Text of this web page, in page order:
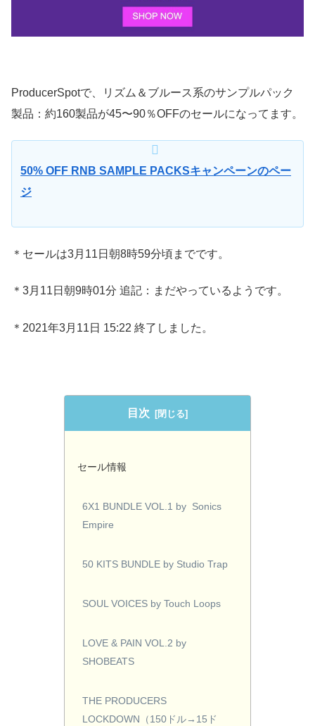
ProducerSpotで、リズム＆ブルース系のサンプルパック
製品：約160製品が45〜90％OFFのセールになってます。
50% OFF RNB SAMPLE PACKSキャンペーンのペー
ジ
＊セールは3月11日朝8時59分頃までです。
＊3月11日朝9時01分 追記：まだやっているようです。
＊2021年3月11日 15:22 終了しました。
目次
セール情報
6X1 BUNDLE VOL.1 by Sonics
Empire
50 KITS BUNDLE by Studio Trap
SOUL VOICES by Touch Loops
LOVE & PAIN VOL.2 by
SHOBEATS
THE PRODUCERS
LOCKDOWN（150ドル→15ド